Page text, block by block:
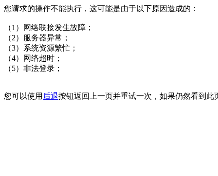
您请求的操作不能执行，这可能是由于以下原因造成的：
（1）网络联接发生故障；
（2）服务器异常；
（3）系统资源繁忙；
（4）网络超时；
（5）非法登录；
您可以使用 后退按钮返回上一页并重试一次，如果仍然看到此